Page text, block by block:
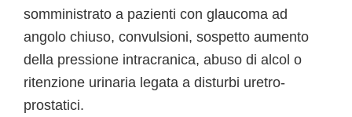
somministrato a pazienti con glaucoma ad
angolo chiuso, convulsioni, sospetto aumento
della pressione intracranica, abuso di alcol o
ritenzione urinaria legata a disturbi uretro-
prostatici.